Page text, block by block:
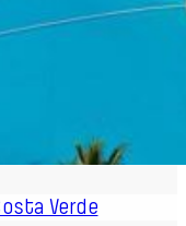
Verde